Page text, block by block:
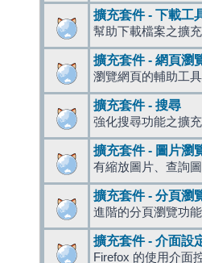
擴充套件 - 下載工
幫助下載檔案之擴
擴充套件 - 網頁瀏
瀏覽網頁的輔助工
擴充套件 - 搜尋
強化搜尋功能之擴
擴充套件 - 圖片瀏
有縮放圖片、查詢
擴充套件 - 分頁瀏
進階的分頁瀏覽功
擴充套件 - 介面設
Firefox 的使用介面